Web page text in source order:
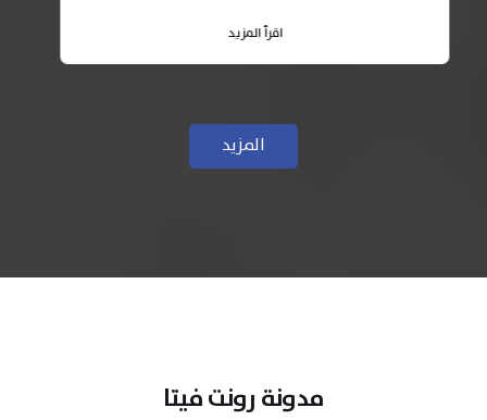
اقرأ المزيد
المزيد
مدونة رونت فيتا